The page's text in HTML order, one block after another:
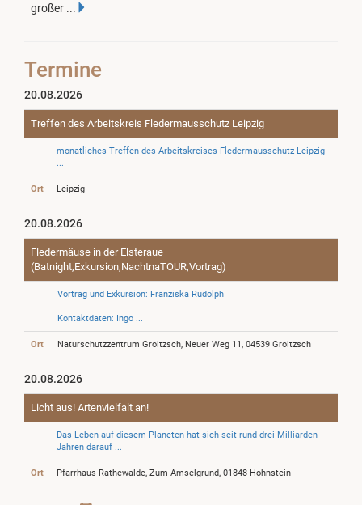
großer ...
Termine
20.08.2026
Treffen des Arbeitskreis Fledermausschutz Leipzig
monatliches Treffen des Arbeitskreises Fledermausschutz Leipzig
...
Ort Leipzig
20.08.2026
Fledermäuse in der Elsteraue
(Batnight,Exkursion,NachtnaTOUR,Vortrag)
Vortrag und Exkursion: Franziska Rudolph
Kontaktdaten: Ingo ...
Ort Naturschutzzentrum Groitzsch, Neuer Weg 11, 04539 Groitzsch
20.08.2026
Licht aus! Artenvielfalt an!
Das Leben auf diesem Planeten hat sich seit rund drei Milliarden
Jahren darauf ...
Ort Pfarrhaus Rathewalde, Zum Amselgrund, 01848 Hohnstein